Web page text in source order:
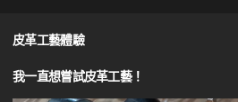
皮革工藝體驗
我一直想嘗試皮革工藝！